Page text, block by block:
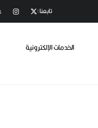
تابعنا :
الخدمات الإلكترونية